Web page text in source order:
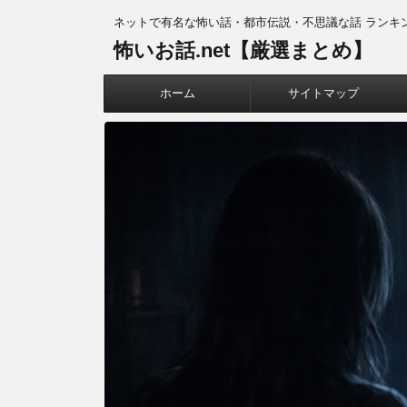
ネットで有名な怖い話・都市伝説・不思議な話 ランキ
怖いお話.net【厳選まとめ】
ホーム サイトマップ